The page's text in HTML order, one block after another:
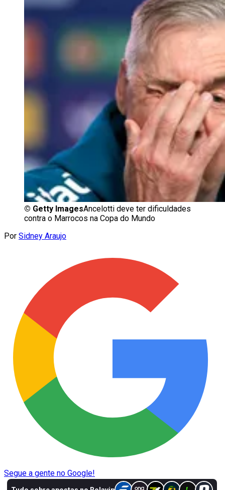
© Getty ImagesAncelotti deve ter dificuldades
contra o Marrocos na Copa do Mundo
Por Sidney Araujo
Segue a gente no Google!